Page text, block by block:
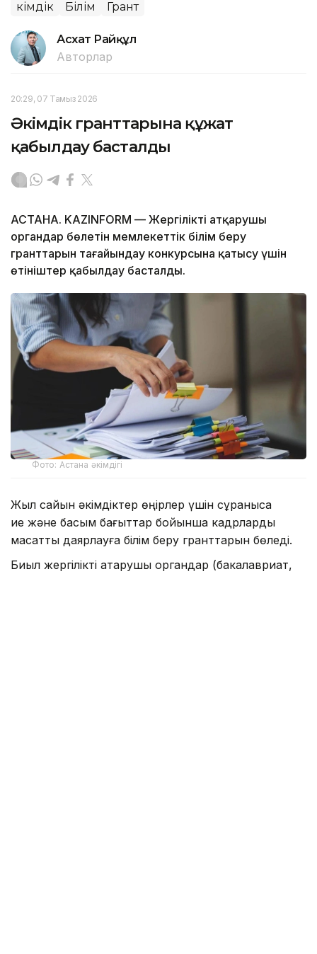
Әкімдік Білім Грант
Асхат Райқұл
Авторлар
20:29, 07 Тамыз 2026
Әкімдік гранттарына құжат
қабылдау басталды
АСТАНА. KAZINFORM — Жергілікті атқарушы
органдар бөлетін мемлекеттік білім беру
гранттарын тағайындау конкурсына қатысу үшін
өтініштер қабылдау басталды.
Фото: Астана әкімдігі
Жыл сайын әкімдіктер өңірлер үшін сұранысқа
ие және басым бағыттар бойынша кадрларды
мақсатты даярлауға білім беру гранттарын бөледі.
Биыл жергілікті атқарушы органдар (бакалавриат,